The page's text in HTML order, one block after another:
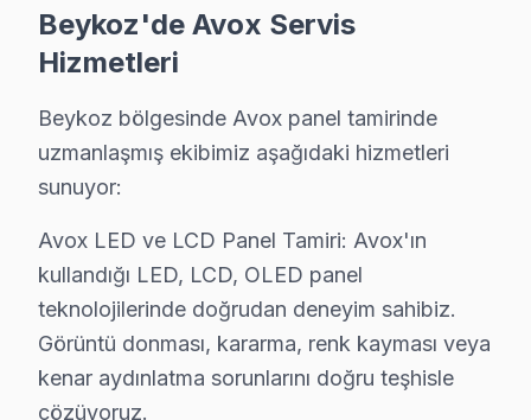
Kaynarca'da, konut profili genellikle orta yaş
Kılıçlı Mahallesi, son yıllarda gelişen bir yerleşim
Mahmut Şevket Paşa'da Avox TV Servisi
Ortaçeşme'de Avox TV Servisi
Ortaçeşme, genç ve dinamik bir nüfusa ev sahipliği
Öğümce'de Avox TV Servisi
Beykoz'de Avox Servis
Hizmetleri
Beykoz bölgesinde Avox panel tamirinde
uzmanlaşmış ekibimiz aşağıdaki hizmetleri
sunuyor:
Avox LED ve LCD Panel Tamiri: Avox'ın
kullandığı LED, LCD, OLED panel
teknolojilerinde doğrudan deneyim sahibiz.
Görüntü donması, kararma, renk kayması veya
kenar aydınlatma sorunlarını doğru teşhisle
çözüyoruz.